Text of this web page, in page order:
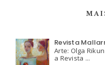
Revista
Arte: Olga
a Revista ...